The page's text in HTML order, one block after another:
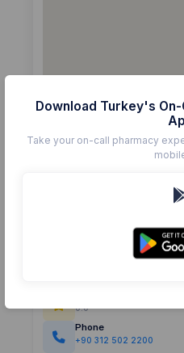
0.0
Phone
+90 312 502 2200
Download Turkey's
Take your on-call pharmacy